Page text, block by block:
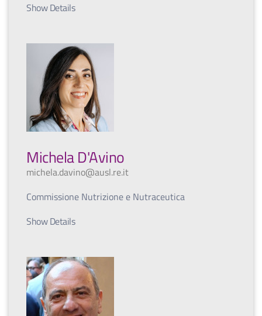
Show Details
Michela D'Avino
michela.davino@ausl.re.it
Commissione Nutrizione e Nutraceutica
Show Details